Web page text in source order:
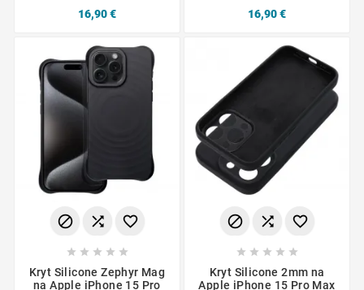
16,90 € 16,90 €
  
    
Kryt Silicone Zephyr Mag
na Apple iPhone 15 Pro
  
    
Kryt Silicone 2mm na
Apple iPhone 15 Pro Max